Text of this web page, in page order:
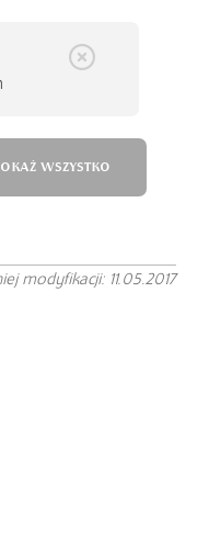
WSZYSTKO
modyfikacji: 11.05.2017